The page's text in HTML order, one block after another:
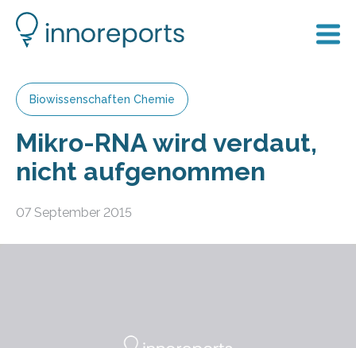
Biowissenschaften Chemie
Mikro-RNA wird verdaut,
nicht aufgenommen
07 September 2015